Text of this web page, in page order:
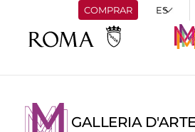
COMPRAR
GALLERIA